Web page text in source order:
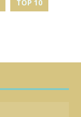
TOP 10